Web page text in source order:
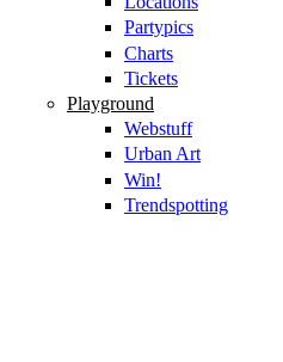
Partypics
Charts
Tickets
Playground
Webstuff
Urban Art
Win!
Trendspotting